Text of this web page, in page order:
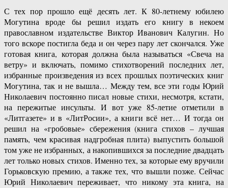
С тех пор прошло ещё десять лет. К 80-летнему юбилею
Могутина вроде бы решил издать его книгу в некоем
православном издательстве Виктор Иванович Калугин. Но
того вскоре постигла беда и он через пару лет скончался. Уже
готовая книга, которая должна была называться «Свеча на
ветру» и включать, помимо стихотворений последних лет,
избранные произведения из всех прошлых поэтических книг
Могутина, так и не вышла… Между тем, все эти годы Юрий
Николаевич постоянно писал новые стихи, несмотря, кстати,
на пережитые инсульты. И вот уже 85-летие отметили в
«Литгазете» и в «ЛитРосии», а книги всё нет… И тогда он
решил на «гробовые» сбережения (книга стихов – лучшая
память, чем красивая надгробная плита) выпустить большой
том уже не избранных, а накопившихся за последние двадцать
лет только новых стихов. Именно тех, за которые ему вручили
Горьковскую премию, а также тех, что вышли позже. Сейчас
Юрий Николаевич переживает, что никому эта книга, на